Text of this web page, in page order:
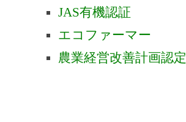
JAS有機認証
エコファーマー
農業経営改善計画認定